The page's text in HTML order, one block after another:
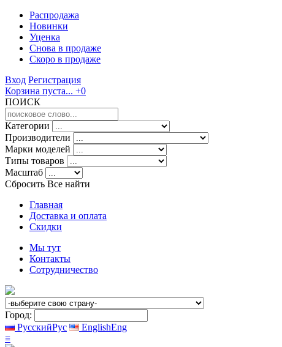
Распродажа
Новинки
Уценка
Снова в продаже
Скоро в продаже
Вход Регистрация
Корзина пуста... +0
ПОИСК
Категории
Производители
Марки моделей
Типы товаров
Масштаб
Сбросить Все найти
Главная
Доставка и оплата
Скидки
Мы тут
Контакты
Сотрудничество
Город:
РусскийРус EnglishEng
≡